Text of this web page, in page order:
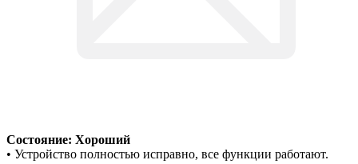
Состояние: Хороший
• Устройство полностью исправно, все функции работают.